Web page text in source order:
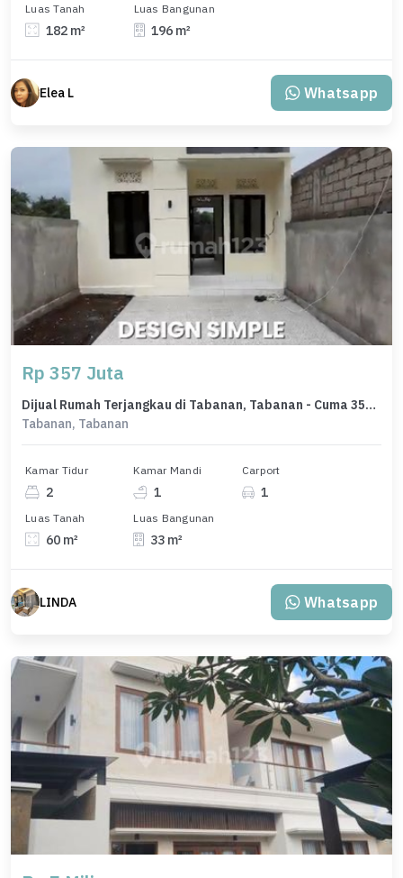
Luas Tanah
182 m²
Luas Bangunan
196 m²
Elea L Whatsapp
Rp 357 Juta
Dijual Rumah Terjangkau di Tabanan, Tabanan - Cuma 357 Juta
Tabanan, Tabanan
Kamar Tidur
2
Kamar Mandi
1
Carport
1
Luas Tanah
60 m²
Luas Bangunan
33 m²
LINDA Whatsapp